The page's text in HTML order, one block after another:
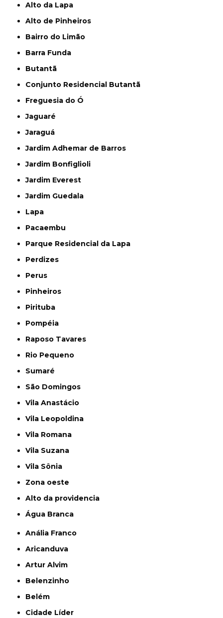
Alto da Lapa
Alto de Pinheiros
Bairro do Limão
Barra Funda
Butantã
Conjunto Residencial Butantã
Freguesia do Ó
Jaguaré
Jaraguá
Jardim Adhemar de Barros
Jardim Bonfiglioli
Jardim Everest
Jardim Guedala
Lapa
Pacaembu
Parque Residencial da Lapa
Perdizes
Perus
Pinheiros
Pirituba
Pompéia
Raposo Tavares
Rio Pequeno
Sumaré
São Domingos
Vila Anastácio
Vila Leopoldina
Vila Romana
Vila Suzana
Vila Sônia
Zona oeste
alto da providencia
Água Branca
Anália Franco
Aricanduva
Artur Alvim
Belenzinho
Belém
Cidade Líder